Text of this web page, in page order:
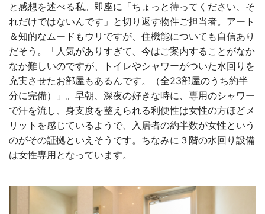
と感想を述べる私。即座に「ちょっと待ってください、そ
れだけではないんです」と切り返す物件ご担当者。アート
＆知的なムードもウリですが、住機能についても自信あり
だそう。「人気がありすぎて、今はご案内することがなか
なか難しいのですが、トイレやシャワーがついた水回りを
充実させたお部屋もあるんです。（全23部屋のうち約半
分に完備）」。早朝、深夜の好きな時に、専用のシャワー
で汗を流し、身支度を整えられる利便性は女性の方ほどメ
リットを感じているようで、入居者の約半数が女性という
のがその証拠といえそうです。ちなみに３階の水回り設備
は女性専用となっています。